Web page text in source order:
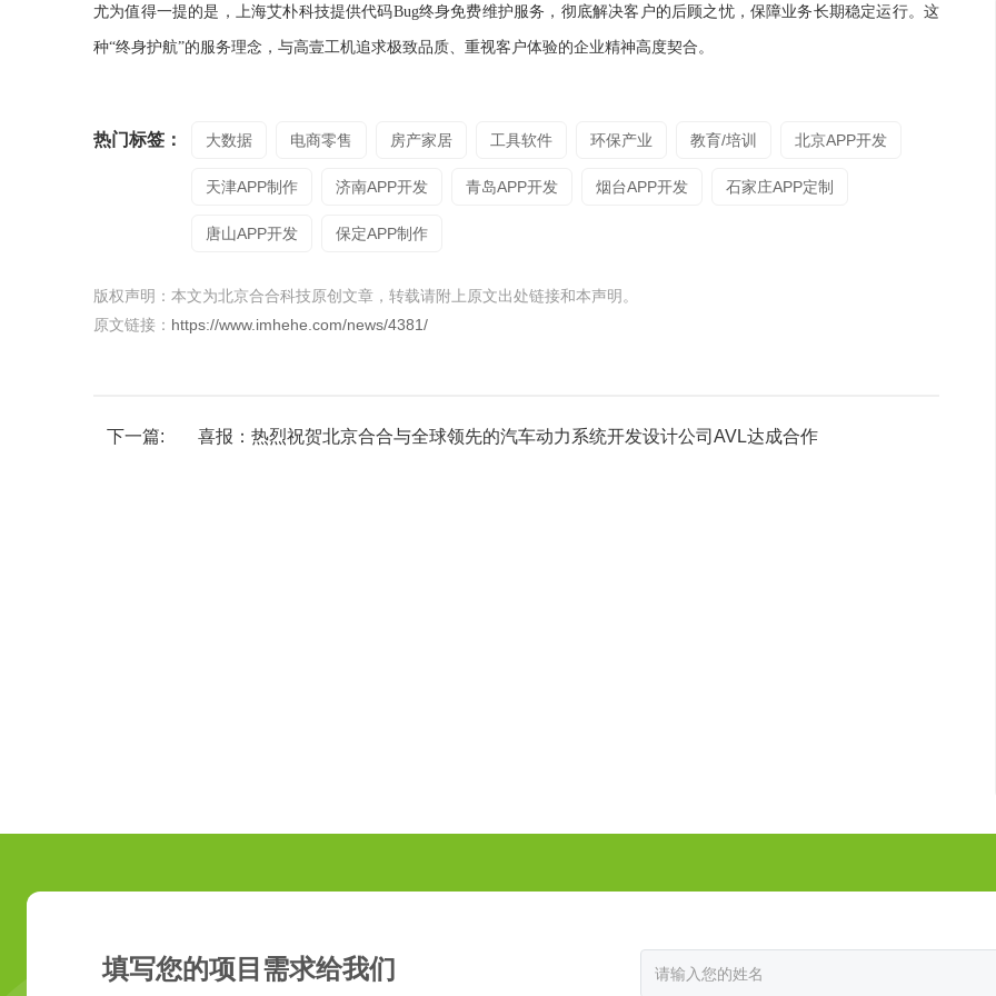
尤为值得一提的是，上海艾朴科技提供代码Bug终身免费维护服务，彻底解决客户的后顾之忧，保障业务长期稳定运行。这
种“终身护航”的服务理念，与高壹工机追求极致品质、重视客户体验的企业精神高度契合。
热门标签： 大数据 电商零售 房产家居 工具软件 环保产业 教育/培训 北京APP开发
天津APP制作 济南APP开发 青岛APP开发 烟台APP开发 石家庄APP定制
唐山APP开发 保定APP制作
版权声明：本文为北京合合科技原创文章，转载请附上原文出处链接和本声明。
原文链接： https://www.imhehe.com/news/4381/
下一篇: 喜报：热烈祝贺北京合合与全球领先的汽车动力系统开发设计公司AVL达成合作
填写您的项目需求给我们